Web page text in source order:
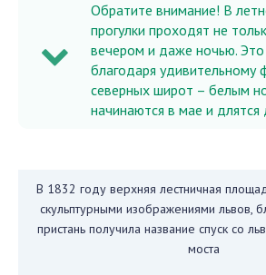
Обратите внимание! В
прогулки проходят не
вечером и даже ночью.
благодаря удивительному
северных широт – белым
начинаются в мае и длятся
В 1832 году верхняя лестничная
скульптурными изображениями львов,
пристань получила название спуск со
моста